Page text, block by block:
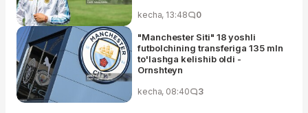
kecha, 13:48 0
"Manchester Siti" 18 yoshli
futbolchining transferiga 135 mln
to'lashga kelishib oldi -
Ornshteyn
kecha, 08:40 3